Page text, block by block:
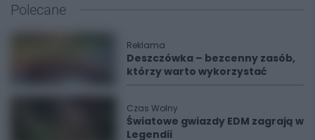
Polecane
Reklama
Deszczówka – bezcenny zasób,
którzy warto wykorzystać
Czas Wolny
Światowe gwiazdy EDM zagrają w
Legendii